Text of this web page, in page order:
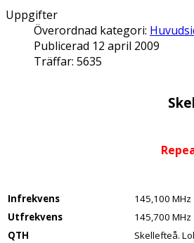
Uppgifter
Överordnad kategori:
Publicerad 12 april 2009
Träffar: 5635
Infrekvens
145,100 MHz
Utfrekvens
145,700 MHz
QTH
Skellefteå.